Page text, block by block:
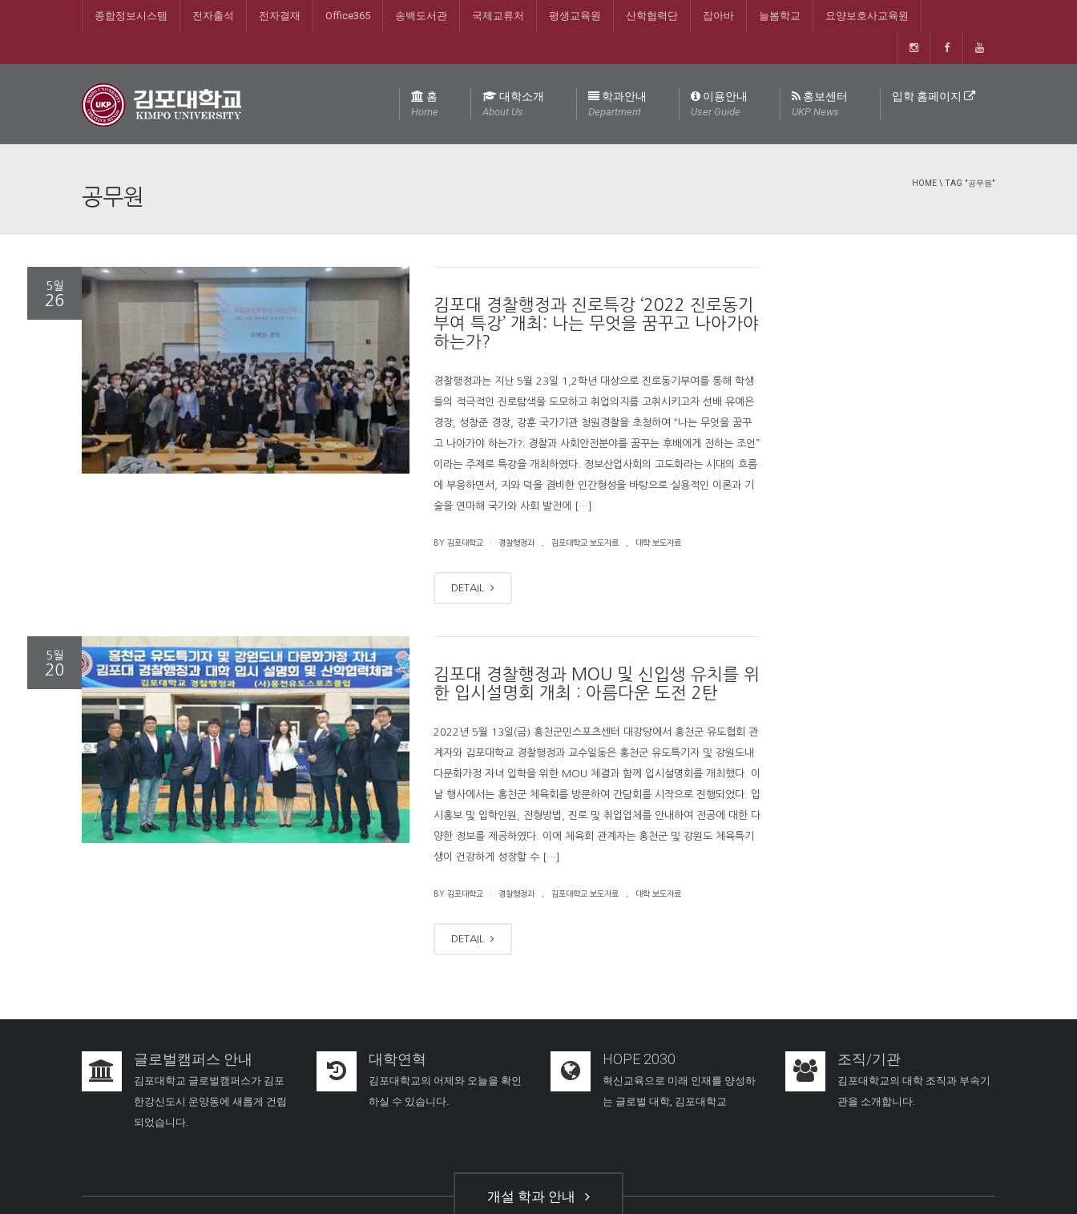
종합정보시스템 전자출석 전자결재 Office365 송백도서관 국제교류처 평생교육원 산학협력단 잡아바 늘봄학교 요양보호사교육원
홈
Home
대학소개
About Us
학과안내
Department
이용안내
User Guide
홍보센터
UKP News
입학 홈페이지
공무원
HOME \ TAG "공무원"
5월
26
김포대 경찰행정과 진로특강 ‘2022 진로동기
부여 특강’ 개최: 나는 무엇을 꿈꾸고 나아가야
하는가?
경찰행정과는 지난 5월 23일 1,2학년 대상으로 진로동기부여를 통해 학생
들의 적극적인 진로탐색을 도모하고 취업의지를 고취시키고자 선배 유예은
경장, 성창준 경장, 강훈 국가기관 청원경찰을 초청하여 “나는 무엇을 꿈꾸
고 나아가야 하는가?: 경찰과 사회안전분야를 꿈꾸는 후배에게 전하는 조언”
이라는 주제로 특강을 개최하였다. 정보산업사회의 고도화라는 시대의 흐름
에 부응하면서, 지와 덕을 겸비한 인간형성을 바탕으로 실용적인 이론과 기
술을 연마해 국가와 사회 발전에 […]
BY 김포대학교 경찰행정과 김포대학교 보도자료 대학 보도자료
DETAIL
5월
20
김포대 경찰행정과 MOU 및 신입생 유치를 위
한 입시설명회 개최 : 아름다운 도전 2탄
2022년 5월 13일(금) 홍천군민스포츠센터 대강당에서 홍천군 유도협회 관
계자와 김포대학교 경찰행정과 교수일동은 홍천군 유도특기자 및 강원도내
다문화가정 자녀 입학을 위한 MOU 체결과 함께 입시설명회를 개최했다. 이
날 행사에서는 홍천군 체육회를 방문하여 간담회를 시작으로 진행되었다. 입
시홍보 및 입학인원, 전형방법, 진로 및 취업업체를 안내하여 전공에 대한 다
양한 정보를 제공하였다. 이에 체육회 관계자는 홍천군 및 강원도 체육특기
생이 건강하게 성장할 수 […]
BY 김포대학교 경찰행정과 김포대학교 보도자료 대학 보도자료
DETAIL
글로벌캠퍼스 안내
김포대학교 글로벌캠퍼스가 김포
한강신도시 운양동에 새롭게 건립
되었습니다.
대학연혁
김포대학교의 어제와 오늘을 확인
하실 수 있습니다.
HOPE 2030
혁신교육으로 미래 인재를 양성하
는 글로벌 대학, 김포대학교
조직/기관
김포대학교의 대학 조직과 부속기
관을 소개합니다.
개설 학과 안내